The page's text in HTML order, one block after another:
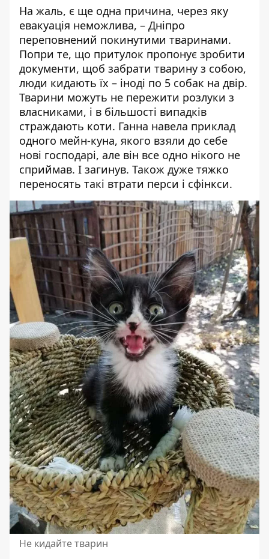
На жаль, є ще одна причина, через яку
евакуація неможлива, – Дніпро
переповнений покинутими тваринами.
Попри те, що притулок пропонує зробити
документи, щоб забрати тварину з собою,
люди кидають їх – іноді по 5 собак на двір.
Тварини можуть не пережити розлуки з
власниками, і в більшості випадків
страждають коти. Ганна навела приклад
одного мейн-куна, якого взяли до себе
нові господарі, але він все одно нікого не
сприймав. І загинув. Також дуже тяжко
переносять такі втрати перси і сфінкси.
Не кидайте тварин